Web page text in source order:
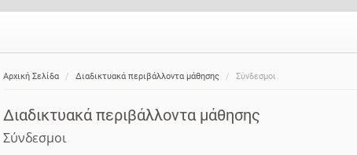
Αρχική Σελίδα Διαδικτυακά περιβάλλοντα μάθησης Σύνδεσμοι
Διαδικτυακά περιβάλλοντα μάθησης
Σύνδεσμοι